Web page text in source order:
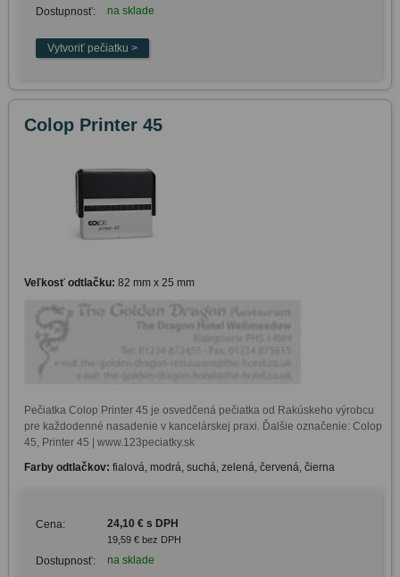
Dostupnosť: na sklade
Colop Printer 45
Veľkosť odtlačku: 82 mm x 25 mm
Pečiatka Colop Printer 45 je osvedčená pečiatka od Rakúskeho výrobcu
pre každodenné nasadenie v kancelárskej praxi. Ďalšie označenie: Colop
45, Printer 45 | www.123peciatky.sk
Farby odtlačkov: fialová, modrá, suchá, zelená, červená, čierna
Cena: 24,10 € s DPH
19,59 € bez DPH
Dostupnosť: na sklade